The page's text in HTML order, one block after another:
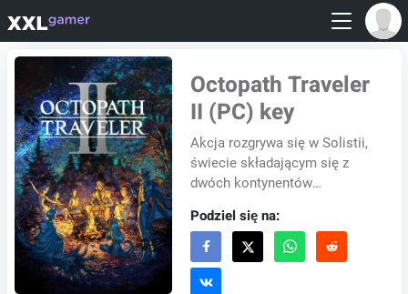
Octopath Traveler
II (PC) key
Akcja rozgrywa się w Solistii,
świecie składającym się z
dwóch kontynentów
czas szybkiego rozwoju,
statków pływających po
ruch...
Podziel się na: